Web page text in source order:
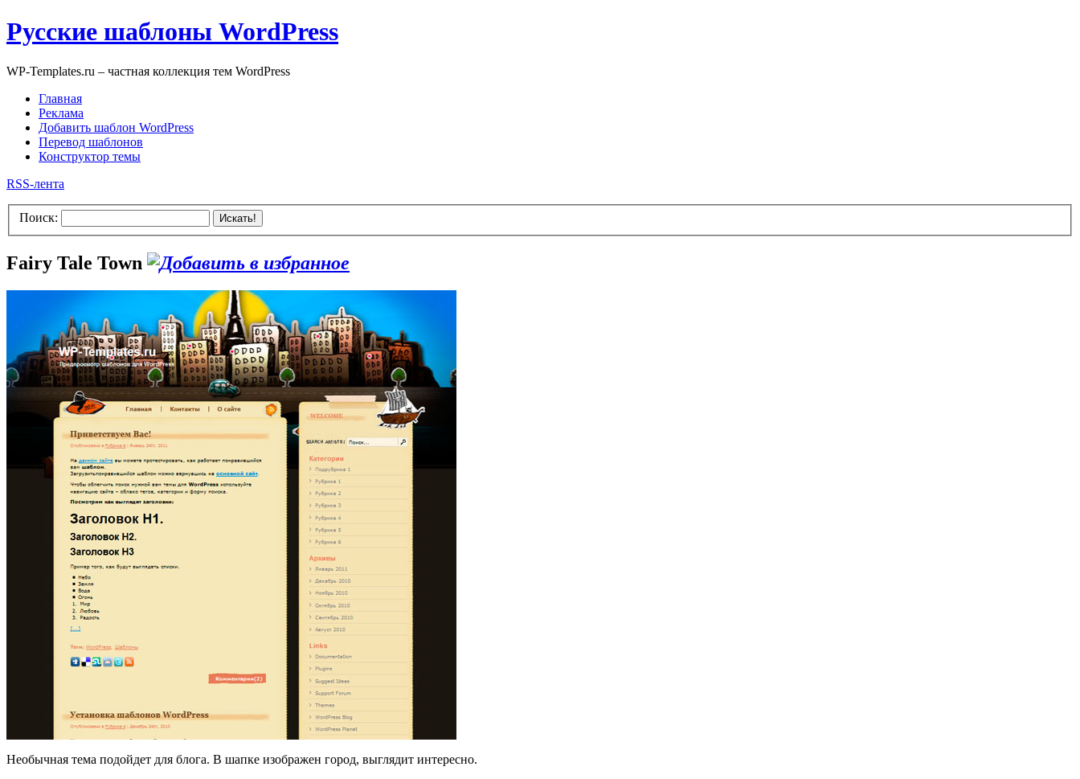
Русские шаблоны WordPress
WP-Templates.ru – частная коллекция тем WordPress
Главная
Реклама
Добавить шаблон WordPress
Перевод шаблонов
Конструктор темы
RSS-лента
Поиск: Искать!
Fairy Tale Town
Необычная тема подойдет для блога. В шапке изображен город, выглядит интересно.